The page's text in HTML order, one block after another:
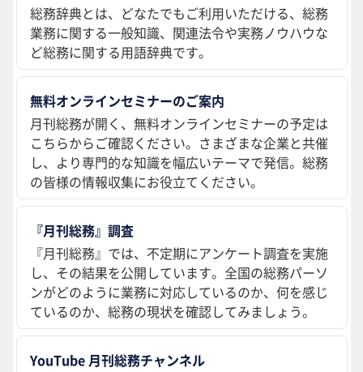
総務辞典とは、どなたでもご利用いただける、総務
業務に関する一般知識、関連法令や実務ノウハウな
ど総務に関する用語辞典です。
無料オンラインセミナーのご案内
月刊総務が開く、無料オンラインセミナーの予定は
こちらからご確認ください。さまざまな企業と共催
し、より専門的な知識を幅広いテーマで発信。総務
の皆様の情報収集にお役立てください。
『月刊総務』調査
『月刊総務』では、不定期にアンケート調査を実施
し、その結果を公開しています。全国の総務パーソ
ンがどのように業務に対応しているのか、何を感じ
ているのか、総務の現状を確認してみましょう。
YouTube 月刊総務チャンネル